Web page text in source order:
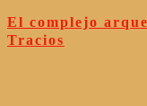
El complejo
Tracios